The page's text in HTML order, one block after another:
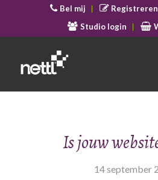
Bel mij Registreren
Studio login
Is jouw
14 september